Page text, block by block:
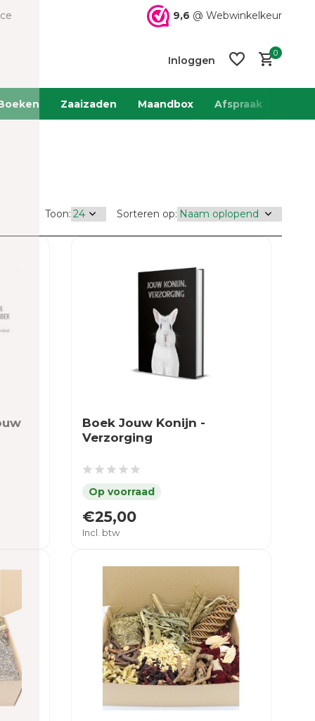
9,6 @ Webwinkelkeur
Inloggen
0
Zaaizaden Maandbox Afspraak
Toon: Sorteren op:
Boek Jouw Konijn -
Verzorging
€25,00
Incl. btw